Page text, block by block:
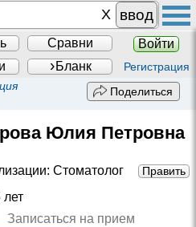
ввод
Сравни
Войти
Бланк Регистрация
Поделиться
Юлия Петровна
Стоматолог Править
Записаться на прием